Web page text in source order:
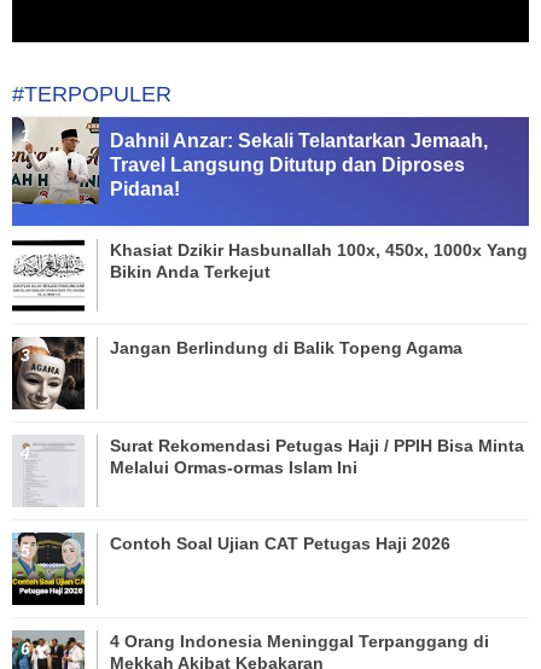
#TERPOPULER
Dahnil Anzar: Sekali Telantarkan Jemaah,
Travel Langsung Ditutup dan Diproses
Pidana!
Khasiat Dzikir Hasbunallah 100x, 450x, 1000x Yang
Bikin Anda Terkejut
Jangan Berlindung di Balik Topeng Agama
Surat Rekomendasi Petugas Haji / PPIH Bisa Minta
Melalui Ormas-ormas Islam Ini
Contoh Soal Ujian CAT Petugas Haji 2026
4 Orang Indonesia Meninggal Terpanggang di
Mekkah Akibat Kebakaran